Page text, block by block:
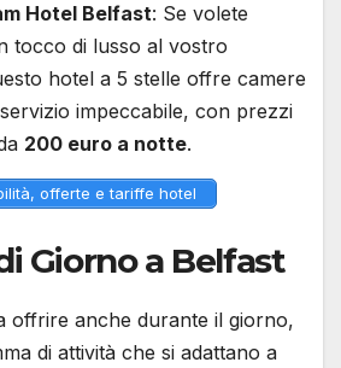
Hotel Belfast: Se volete
tocco di lusso al vostro
hotel a 5 stelle offre camere
impeccabile, con prezzi
200 euro a notte.
offerte e tariffe hotel
Giorno a Belfast
offrire anche durante il giorno,
di attività che si adattano a